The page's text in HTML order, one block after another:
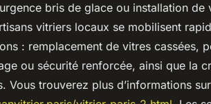
bris de glace ou installation
vitriers locaux se mobilisent
: remplacement de vitres cassées,
ou sécurité renforcée, ainsi que la
Vous trouverez plus d’informations